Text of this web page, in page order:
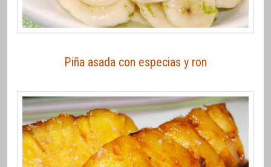
Piña asada con especias y ron